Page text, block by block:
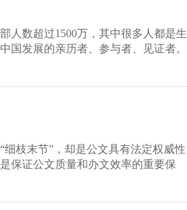
人数超过1500万，其中很多人都是生
国发展的亲历者、参与者、见证者。
枝末节”，却是公文具有法定权威性
保证公文质量和办文效率的重要保